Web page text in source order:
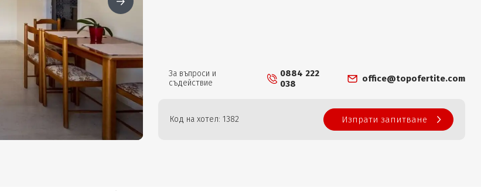
За въпроси и
съдействие
0884 222
038
office@topofertite.com
Код на хотел: 1382 Изпрати запитване